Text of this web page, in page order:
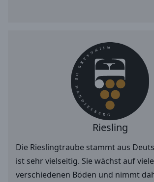
Riesling
Die Rieslingtraube stammt aus
ist sehr vielseitig. Sie wächst auf
verschiedenen Böden und nimmt